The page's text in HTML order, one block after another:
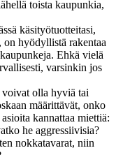
toista kaupunkia,
käsityötuotteitasi,
on hyödyllistä rakentaa
Ehkä vielä
varsinkin jos
olla hyviä tai
määrittävät, onko
kannattaa miettiä:
he aggressiivisia?
nokkatavarat, niin